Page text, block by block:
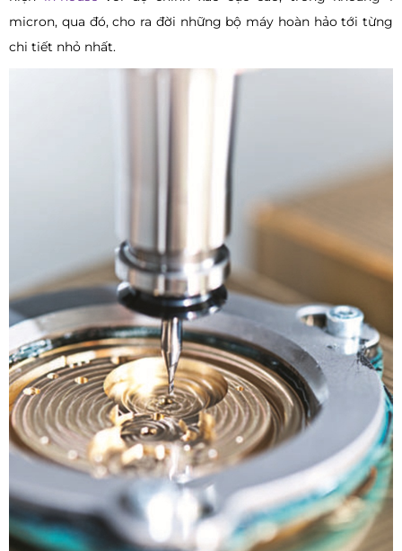
micron, qua đó, cho ra đời những bộ máy hoàn hảo tới từng
chi tiết nhỏ nhất.